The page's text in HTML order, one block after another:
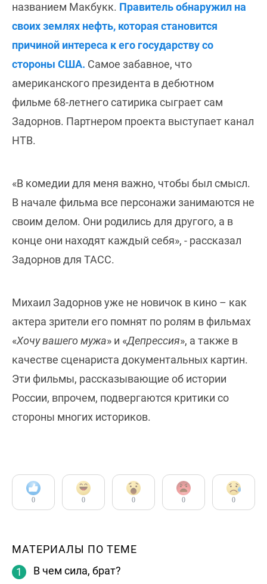
названием Макбукк. Правитель обнаружил на
своих землях нефть, которая становится
причиной интереса к его государству со
стороны США. Самое забавное, что
американского президента в дебютном
фильме 68-летнего сатирика сыграет сам
Задорнов. Партнером проекта выступает канал
НТВ.
«В комедии для меня важно, чтобы был смысл.
В начале фильма все персонажи занимаются не
своим делом. Они родились для другого, а в
конце они находят каждый себя», - рассказал
Задорнов для ТАСС.
Михаил Задорнов уже не новичок в кино – как
актера зрители его помнят по ролям в фильмах
«Хочу вашего мужа» и «Депрессия», а также в
качестве сценариста документальных картин.
Эти фильмы, рассказывающие об истории
России, впрочем, подвергаются критики со
стороны многих историков.
0 0 0 0 0
МАТЕРИАЛЫ ПО ТЕМЕ
В чем сила, брат?